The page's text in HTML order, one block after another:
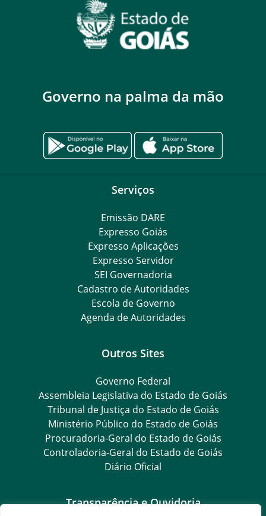
Governo na palma da mão
Serviços
Emissão DARE
Expresso Goiás
Expresso Aplicações
Expresso Servidor
SEI Governadoria
Cadastro de Autoridades
Escola de Governo
Agenda de Autoridades
Outros Sites
Governo Federal
Assembleia Legislativa do Estado de Goiás
Tribunal de Justiça do Estado de Goiás
Ministério Público do Estado de Goiás
Procuradoria-Geral do Estado de Goiás
Controladoria-Geral do Estado de Goiás
Diário Oficial
Transparência e Ouvidoria